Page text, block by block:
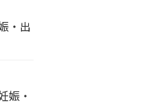
・出
娠・